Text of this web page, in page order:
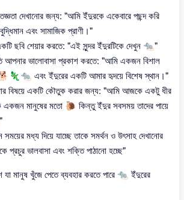
দেখানোর জন্য: "আমি ইঁদুরকে একেবারে পছন্দ করি
এবং সামাজিক প্রাণী।"
ছবি শেয়ার করতে: "এই সুন্দর ইঁদুরটিকে দেখুন 🐀"
আপনার ভালোবাসা প্রকাশ করতে: "আমি একজন বিশাল
🐕🦎🐀 এবং ইঁদুরের একটি আমার হৃদয়ে বিশেষ স্থান।"
বিষয়ে একটি কৌতুক করার জন্য: "আমি আজকে একটু ধীর
একজন মানুষের মতো 🐌 কিন্তু ইঁদুর সবসময় তাদের পায়ে
মধ্য দিয়ে যাচ্ছে তাকে সমর্থন ও উৎসাহ দেখানোর
প্রচুর ভালবাসা এবং শক্তি পাঠানো হচ্ছে"
মানুষ খুঁজে পেতে ব্যবহার করতে পারে 🐀 ইঁদুরের